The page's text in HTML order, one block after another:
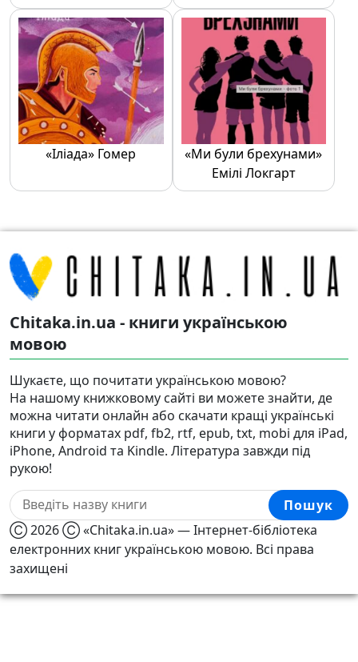
«Іліада» Гомер
«Ми були брехунами»
Емілі Локгарт
Chitaka.in.ua - книги українською
мовою
Шукаєте, що почитати українською мовою?
На нашому книжковому сайті ви можете знайти, де
можна читати онлайн або скачати кращі українські
книги у форматах pdf, fb2, rtf, epub, txt, mobi для iPad,
iPhone, Android та Kindle. Література завжди під
рукою!
Пошук
Ⓒ 2026 Ⓒ «Chitaka.in.ua» — Інтернет-бібліотека
електронних книг українською мовою. Всі права
захищені